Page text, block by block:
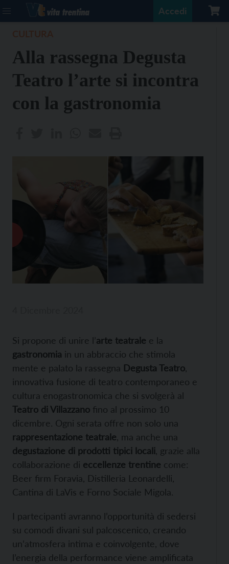
Accedi
Alla rassegna Degusta
Teatro l’arte si incontra
con la gastronomia
Si propone di unire l’arte teatrale e la
gastronomia in un abbraccio che stimola
mente e palato la rassegna Degusta Teatro
innovativa fusione di teatro contemporaneo e
cultura enogastronomica che si svolgerà al
Teatro di Villazzano fino al prossimo 10
dicembre. Ogni serata offre non solo una
rappresentazione teatrale , ma anche una
degustazione di prodotti tipici locali , grazie alla
collaborazione di eccellenze trentine come:
Beer firm Foravia, Distilleria Leonardelli,
Cantina di LaVis e Forno Sociale Migola.
I partecipanti avranno l’opportunità di sedersi
su comodi divani sul palcoscenico, creando
un’atmosfera intima e coinvolgente, dove
l’energia della performance viene amplificata